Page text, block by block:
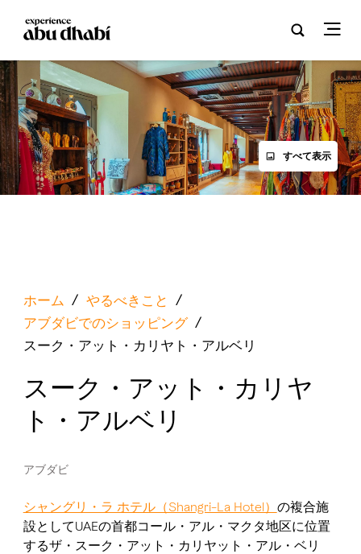
すべて表示
ホーム / やるべきこと
/
アブダビでのショッピング /
スーク・アット・カリヤト・アルベリ
スーク・アット・カリヤ
ト・アルベリ
アブダビ
シャングリ・ラ ホテル（Shangri-La Hotel） の複合施
設としてUAEの首都コール・アル・マクタ地区に位置
するザ・スーク・アット・カリヤット・アル・ベリ